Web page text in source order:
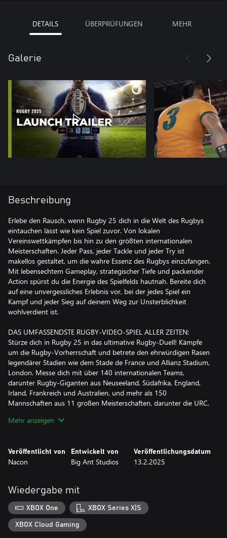
DETAILS ÜBERPRÜFUNGEN MEHR
Galerie
Beschreibung
Erlebe den Rausch, wenn Rugby 25 dich in die Welt des Rugbys
eintauchen lässt wie kein Spiel zuvor. Von lokalen
Vereinswettkämpfen bis hin zu den größten internationalen
Meisterschaften. Jeder Pass, jeder Tackle und jeder Try ist
makellos gestaltet, um die wahre Essenz des Rugbys einzufangen.
Mit lebensechtem Gameplay, strategischer Tiefe und packender
Action spürst du die Energie des Spielfelds hautnah. Bereite dich
auf eine unvergessliches Erlebnis vor, bei der jedes Spiel ein
Kampf und jeder Sieg auf deinem Weg zur Unsterblichkeit
wohlverdient ist.
DAS UMFASSENDSTE RUGBY-VIDEO-SPIEL ALLER ZEITEN:
Stürze dich in Rugby 25 in das ultimative Rugby-Duell! Kämpfe
um die Rugby-Vorherrschaft und betrete den ehrwürdigen Rasen
legendärer Stadien wie dem Stade de France und Allianz Stadium,
London. Messe dich mit über 140 internationalen Teams,
darunter Rugby-Giganten aus Neuseeland, Südafrika, England,
Irland, Frankreich und Australien, und mehr als 150
Mannschaften aus 11 großen Meisterschaften, darunter die URC,
Super Rugby sowie die Six Nations.
die umfassendste Mannschaftsaufstellung aller Zeiten steht dir an
den berühmtesten Austragungsorten der Rugby-Welt zur
EROBERE DIE WELTBÜHNE DES RUGBY:
Betritt das Spielfeld lokal und online. Erlebe die authentische
Intensität von Rugby 25, angetrieben von lebensechter Physik
und dynamischer Spieleranimation. Fordere deine Freunde heraus
und besiege sie oder trete gegen globale Online- und
Mehr anzeigen
Veröffentlicht von
Nacon
Entwickelt von
Big Ant Studios
Veröffentlichungsdatum
13.2.2025
Wiedergabe mit
XBOX One XBOX Series X|S
XBOX Cloud Gaming